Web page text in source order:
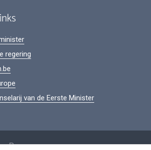
regering
van de Eerste Minister
Persoonsgegevens